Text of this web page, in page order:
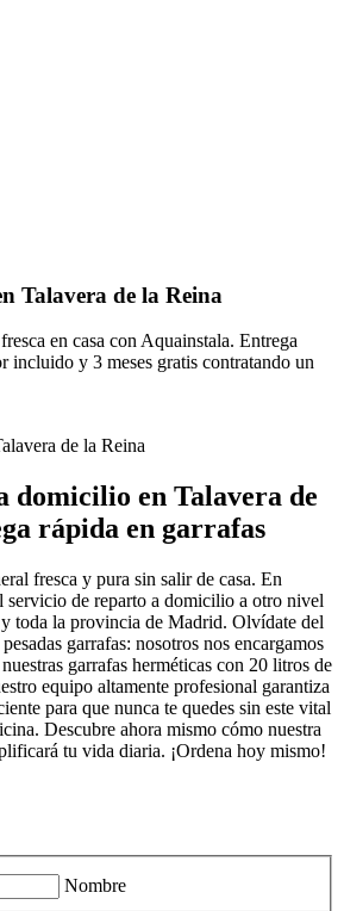
Talavera de la Reina
en casa con Aquainstala. Entrega
incluido y 3 meses gratis contratando un
domicilio en Talavera de
rápida en garrafas
fresca y pura sin salir de casa. En
servicio de reparto a domicilio a otro nivel
toda la provincia de Madrid. Olvídate del
garrafas: nosotros nos encargamos
garrafas herméticas con 20 litros de
equipo altamente profesional garantiza
para que nunca te quedes sin este vital
Descubre ahora mismo cómo nuestra
tu vida diaria. ¡Ordena hoy mismo!
Nombre